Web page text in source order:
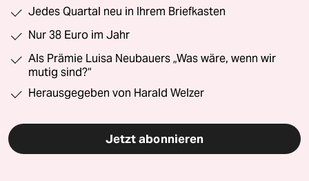
Jedes Quartal neu in Ihrem Briefkasten
Nur 38 Euro im Jahr
Als Prämie Luisa Neubauers „Was wäre, wenn wir
mutig sind?“
Herausgegeben von Harald Welzer
Jetzt abonnieren